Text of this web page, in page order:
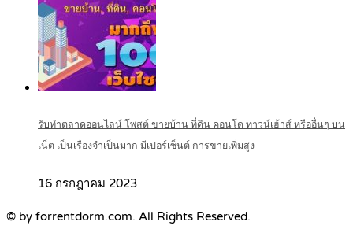
รับทำตลาดออนไลน์ โพสต์ ขายบ้าน ที่ดิน คอนโด ทาวน์เฮ้าส์ หรืออื่นๆ บน
เน็ต เป็นเรื่องจำเป็นมาก มีเปอร์เซ็นต์ การขายเพิ่มสูง
16 กรกฎาคม 2023
© by forrentdorm.com. All Rights Reserved.